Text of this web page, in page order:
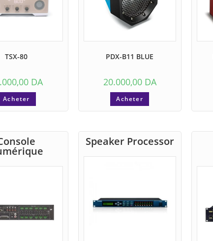
TSX-80
DA
Acheter
PDX-B11 BLUE
20.000,00DA
Acheter
Speaker Processor